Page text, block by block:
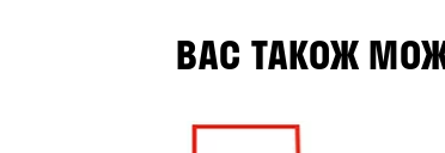
ВАС ТАКОЖ